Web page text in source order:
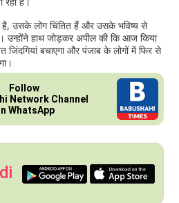
है, उसके लोग चिंतित हैं और उसके भविष्य से
उन्होंने हाथ जोड़कर अपील की कि आज किया
बचाएगा और पंजाब के लोगों में फिर से
Follow
Network Channel
WhatsApp